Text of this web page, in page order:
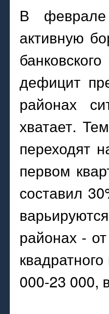
В
активную
дефицит
районах
хватает.
переходят
первом
составил
районах -
000-23 000,